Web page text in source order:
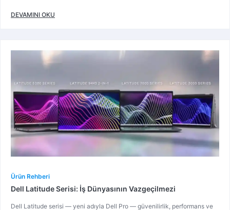
DEVAMINI OKU
Ürün Rehberi
Dell Latitude Serisi: İş Dünyasının Vazgeçilmezi
Dell Latitude serisi — yeni adıyla Dell Pro — güvenilirlik, performans ve